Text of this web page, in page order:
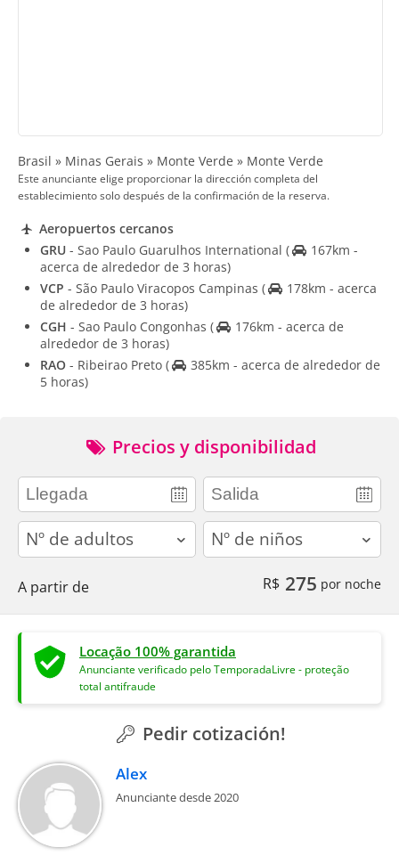
Brasil » Minas Gerais » Monte Verde » Monte Verde
Este anunciante elige proporcionar la dirección completa del
establecimiento solo después de la confirmación de la reserva.
Aeropuertos cercanos
GRU - Sao Paulo Guarulhos International (
167km -
acerca de alrededor de 3 horas)
VCP - São Paulo Viracopos Campinas (
178km - acerca
de alrededor de 3 horas)
CGH - Sao Paulo Congonhas (
176km - acerca de
alrededor de 3 horas)
RAO - Ribeirao Preto (
385km - acerca de alrededor de
5 horas)
Precios y disponibilidad
adults children
A partir de R$ 275 por noche
Locação 100% garantida
Anunciante verificado pelo TemporadaLivre - proteção
total antifraude
Pedir cotización!
Alex
Anunciante desde 2020